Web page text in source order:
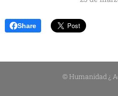
Share
© Humanidad ¿